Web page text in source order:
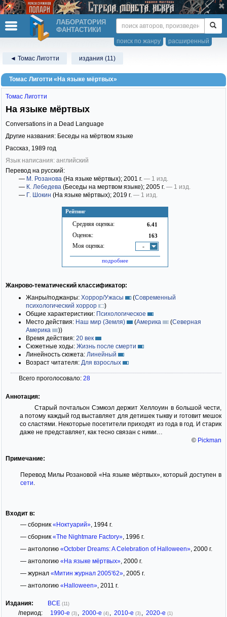
ЛАБОРАТОРИЯ
ФАНТАСТИКИ
расширенный
поиск по жанру
◄ Томас Лиготти издания (11)
Томас Лиготти «На языке мёртвых»
Рейтинг
Средняя оценка: 6.41
Оценок: 163
Моя оценка: -
подробнее
Томас Лиготти
На языке мёртвых
Conversations in a Dead Language
Другие названия: Беседы на мёртвом языке
Рассказ, 1989 год
Язык написания: английский
Перевод на русский:
— М. Розанова (На языке мёртвых); 2001 г. — 1 изд.
— К. Лебедева (Беседы на мертвом языке); 2005 г. — 1 изд.
— Г. Шокин (На языке мёртвых); 2019 г. — 1 изд.
Жанрово-тематический классификатор:
Жанры/поджанры: Хоррор/Ужасы (Современный
психологический хоррор
)
Общие характеристики: Психологическое
Место действия: Наш мир (Земля) (Америка (Северная
Америка
))
Время действия: 20 век
Сюжетные ходы: Жизнь после смерти
Линейность сюжета: Линейный
Возраст читателя: Для взрослых
Всего проголосовало: 28
Аннотация:
Старый почтальон Сэмюэл держит Хеллоуин в большой чести,
а потому каждый год выставляет для детишек тыкву и готовит мешок
со сластями. Некоторые посетители приходят из года в год. И старик
даже не представляет, как тесно связан с ними…
© Pickman
Примечание:
Перевод Милы Розановой «На языке мёртвых», который доступен в
сети
Входит в:
— сборник «Ноктуарий», 1994 г.
— сборник «The Nightmare Factory», 1996 г.
— антологию «October Dreams: A Celebration of Halloween», 2000 г.
— антологию «На языке мёртвых», 2000 г.
— журнал «Митин журнал 2005'62», 2005 г.
— антологию «Halloween», 2011 г.
Издания: ВСЕ (11)
/период: 1990-е (3) 2000-е (4) 2010-е (3) 2020-е (1)